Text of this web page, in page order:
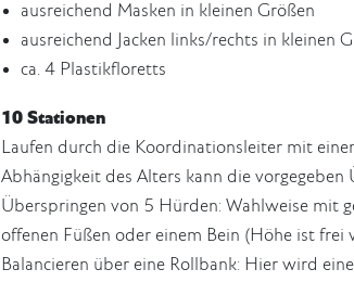
ausreichend Masken in kleinen Größen
ausreichend Jacken links/rechts in kleinen
ca. 4 Plastikfloretts
10 Stationen
Laufen durch die Koordinationsleiter mit
Abhängigkeit des Alters kann die
Überspringen von 5 Hürden: Wahlweise mit
offenen Füßen oder einem Bein (Höhe ist frei
Balancieren über eine Rollbank: Hier wird